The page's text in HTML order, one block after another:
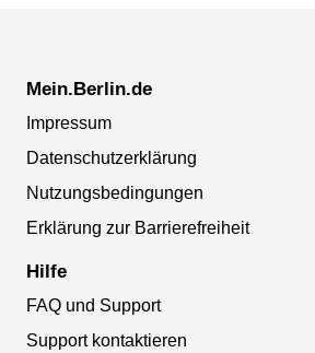
Mein.Berlin.de
Impressum
Datenschutzerklärung
Nutzungsbedingungen
Erklärung zur Barrierefreiheit
Hilfe
FAQ und Support
Support kontaktieren